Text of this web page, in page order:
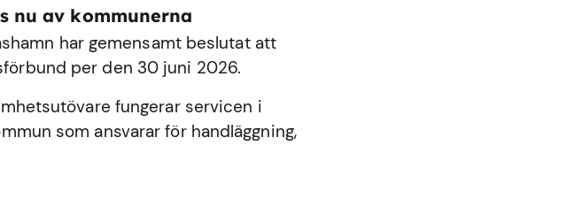
nu av kommunerna
har gemensamt beslutat att
per den 30 juni 2026.
fungerar servicen i
som ansvarar för handläggning,